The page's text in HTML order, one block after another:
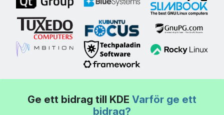
Ge ett bidrag till KDE Varför ge ett
bidrag?